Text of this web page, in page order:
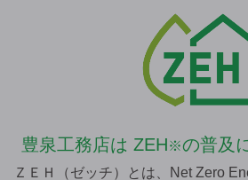
豊泉工務店は ZEH※の普及
ＺＥＨ（ゼッチ）とは、Net Zero